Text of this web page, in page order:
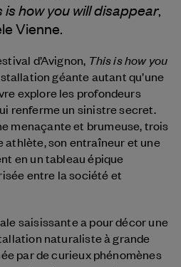
is how you will disappear,
Vienne.
d’Avignon, This is how you
géante autant qu’une
explore les profondeurs
renferme un sinistre secret.
menaçante et brumeuse, trois
athlète, son entraîneur et une
en un tableau épique
entre la société et
saisissante a pour décor une
naturaliste à grande
par de curieux phénomènes